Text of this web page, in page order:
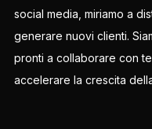
social media, miriamo a
generare nuovi clienti.
pronti a collaborare con
accelerare la crescita